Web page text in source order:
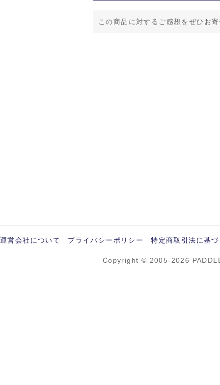
この商品に対するご感想をぜひお
運営会社について プライバシーポリシー 特定商取引法に基
Copyright © 2005-2026